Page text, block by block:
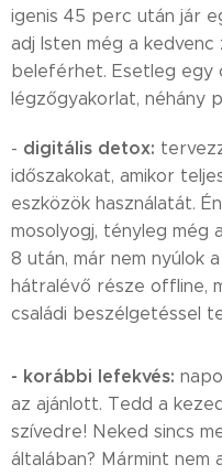
igenis 45 perc után jár
adj Isten még a kedvenc
beleférhet. Esetleg egy
légzőgyakorlat, néhány
- digitális detox:
időszakokat, amikor
eszközök használatát.
mosolyogj, tényleg még
8 után, már nem nyúlok
hátralévő része offline,
családi beszélgetéssel
- korábbi lefekvés:
az ajánlott. Tedd a
szívedre! Neked sincs
általában? Mármint nem